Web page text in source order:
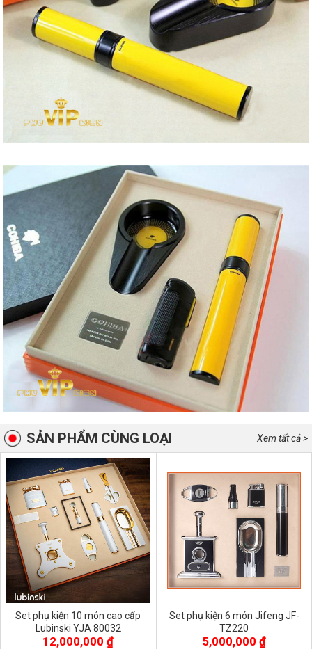
Xem tất cả >
SẢN PHẨM CÙNG LOẠI
Set phụ kiện 10 món cao cấp
Lubinski YJA 80032
12,000,000 ₫
Set phụ kiện 6 món Jifeng JF-
TZ220
5,000,000 ₫